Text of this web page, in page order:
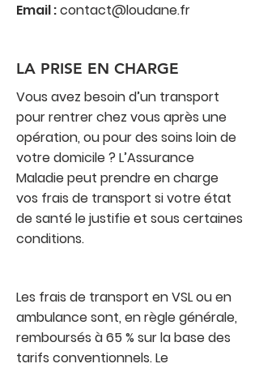
Email :contact@loudane.fr
LA PRISE EN CHARGE
Vous avez besoin d’un transport
pour rentrer chez vous après une
opération, ou pour des soins loin de
votre domicile ? L’Assurance
Maladie peut prendre en charge
vos frais de transport si votre état
de santé le justifie et sous certaines
conditions.
Les frais de transport en VSL ou en
ambulance sont, en règle générale,
remboursés à 65 % sur la base des
tarifs conventionnels. Le